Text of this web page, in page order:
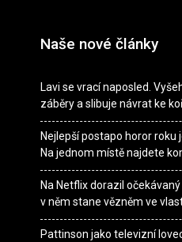
Naše nové články
Lavi se vrací naposled.
záběry a slibuje návrat ke
Nejlepší postapo horor roku
Na jednom místě najdete
Na Netflix dorazil
v něm stane vězněm ve
Pattinson jako televizní